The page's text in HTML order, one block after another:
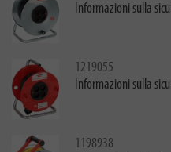
Informazioni sulla
1219055
Informazioni sulla
1198938